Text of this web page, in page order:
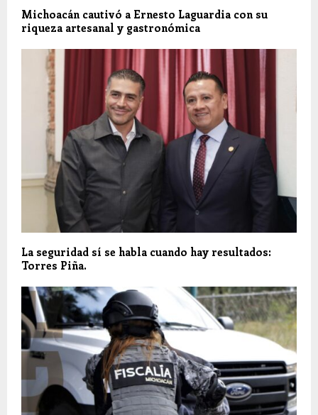
Michoacán cautivó a Ernesto Laguardia con su
riqueza artesanal y gastronómica
La seguridad sí se habla cuando hay resultados:
Torres Piña.